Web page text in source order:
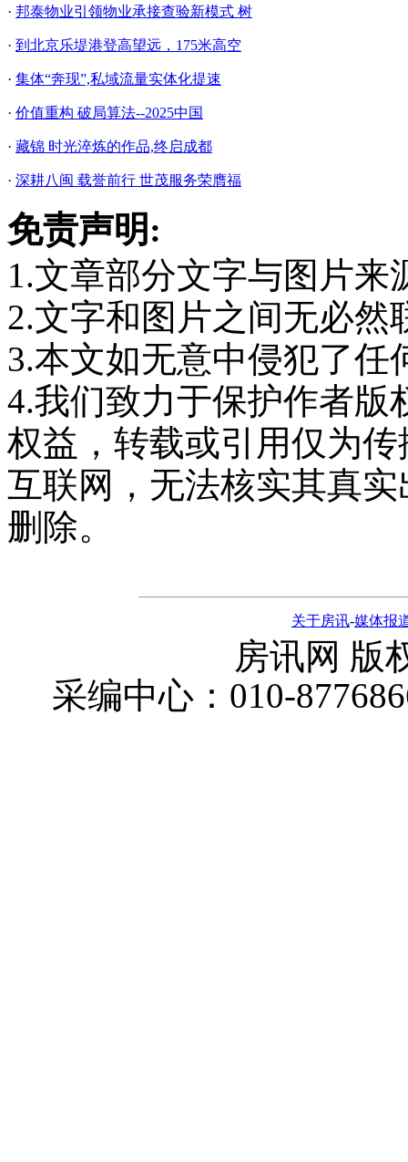
· 邦泰物业引领物业承接查验新模式 树
· 到北京乐堤港登高望远，175米高空
· 集体“奔现”,私域流量实体化提速
· 价值重构 破局算法--2025中国
· 藏锦 时光淬炼的作品,终启成都
· 深耕八闽 载誉前行 世茂服务荣膺福
免责声明:
1.文章部分文字与图片来
2.文字和图片之间无必然
3.本文如无意中侵犯了
4.我们致力于保护作者版
权益，转载或引用仅为
互联网，无法核实其真
删除。
关于房讯-媒体报
房讯网 版
采编中心：010-